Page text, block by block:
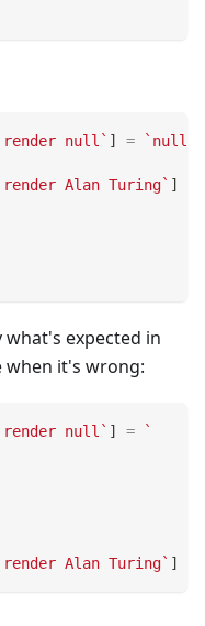
render null ` ] = ` null
render Alan Turing` ]
what's expected in
when it's wrong:
render null ` ] =
`
render Alan Turing` ]